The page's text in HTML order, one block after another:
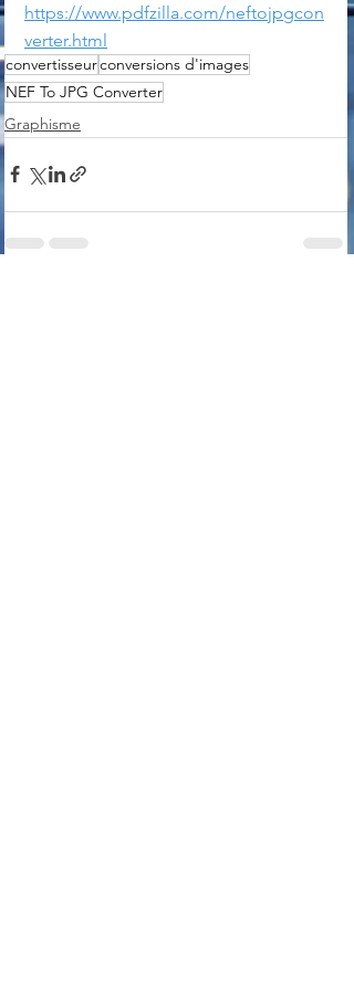
https://www.pdfzilla.com/neftojpgcon
verter.html
convertisseurconversions d'images
NEF To JPG Converter
Graphisme